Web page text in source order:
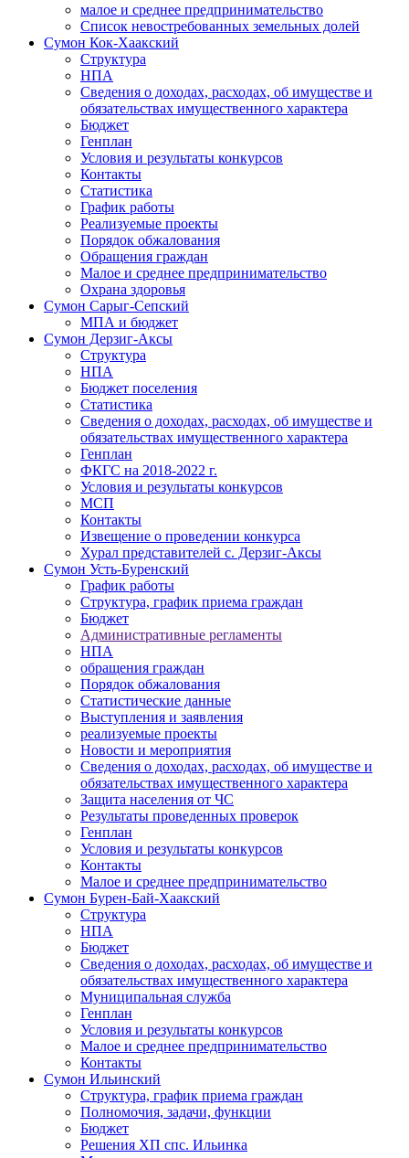
малое и среднее предпринимательство
Список невостребованных земельных долей
Сумон Кок-Хаакский
Структура
НПА
Сведения о доходах, расходах, об имуществе и
обязательствах имущественного характера
Бюджет
Генплан
Условия и результаты конкурсов
Контакты
Статистика
График работы
Реализуемые проекты
Порядок обжалования
Обращения граждан
Малое и среднее предпринимательство
Охрана здоровья
Сумон Сарыг-Сепский
МПА и бюджет
Сумон Дерзиг-Аксы
Структура
НПА
Бюджет поселения
Статистика
Сведения о доходах, расходах, об имуществе и
обязательствах имущественного характера
Генплан
ФКГС на 2018-2022 г.
Условия и результаты конкурсов
МСП
Контакты
Извещение о проведении конкурса
Хурал представителей с. Дерзиг-Аксы
Сумон Усть-Буренский
График работы
Структура, график приема граждан
Бюджет
Административные регламенты
НПА
обращения граждан
Порядок обжалования
Статистические данные
Выступления и заявления
реализуемые проекты
Новости и мероприятия
Сведения о доходах, расходах, об имуществе и
обязательствах имущественного характера
Защита населения от ЧС
Результаты проведенных проверок
Генплан
Условия и результаты конкурсов
Контакты
Малое и среднее предпринимательство
Сумон Бурен-Бай-Хаакский
Структура
НПА
Бюджет
Сведения о доходах, расходах, об имуществе и
обязательствах имущественного характера
Муниципальная служба
Генплан
Условия и результаты конкурсов
Малое и среднее предпринимательство
Контакты
Сумон Ильинский
Структура, график приема граждан
Полномочия, задачи, функции
Бюджет
Решения ХП спс. Ильинка